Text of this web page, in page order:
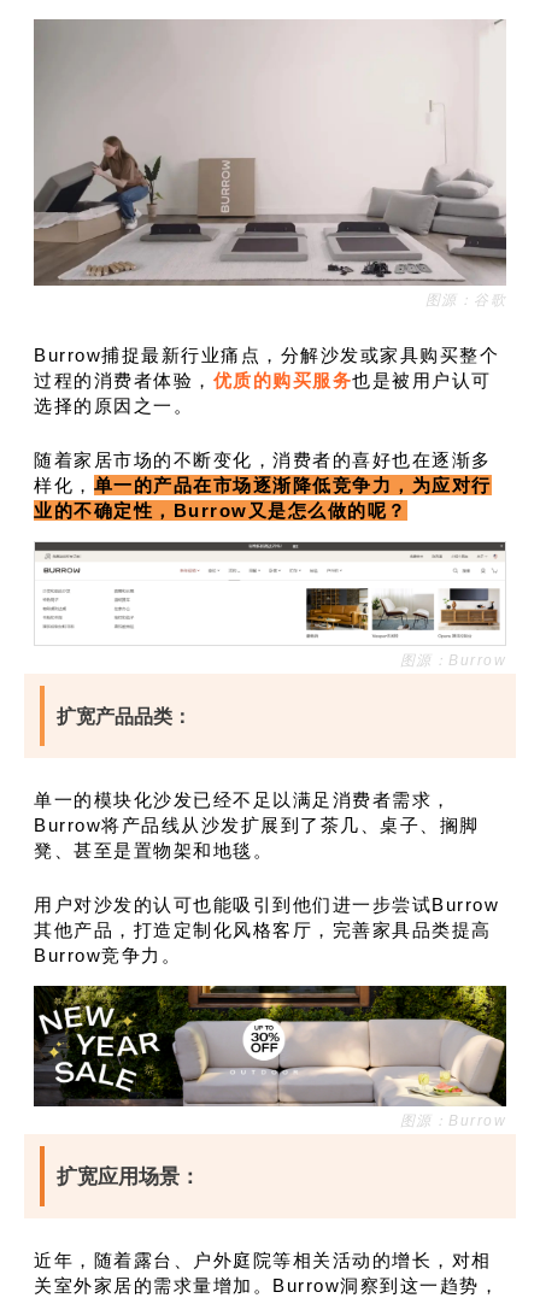
图源：谷歌
Burrow捕捉最新行业痛点，分解沙发或家具购买整个
过程的消费者体验， 优质的购买服务也是被用户认可
选择的原因之一。
随着家居市场的不断变化，消费者的喜好也在逐渐多
样化， 单一的产品在市场逐渐降低竞争力，为应对行
业的不确定性，Burrow又是怎么做的呢？
图源：Burrow
扩宽产品品类：
单一的模块化沙发已经不足以满足消费者需求，
Burrow将产品线从沙发扩展到了茶几、桌子、搁脚
凳、甚至是置物架和地毯。
用户对沙发的认可也能吸引到他们进一步尝试Burrow
其他产品，打造定制化风格客厅，完善家具品类提高
Burrow竞争力。
图源：Burrow
扩宽应用场景：
近年，随着露台、户外庭院等相关活动的增长，对相
关室外家居的需求量增加。Burrow洞察到这一趋势，